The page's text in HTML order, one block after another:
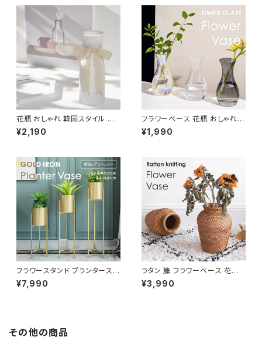
花瓶 おしゃれ 韓国スタイル ホ
ワイト 北欧デザイン リボン付き
NTFV004
¥2,190
フラワーベース 花瓶 おしゃれ
北欧 オーロラ ガラス 高さ12cm
NTFV014
¥1,990
フラワースタンド プランタースタ
ンド ゴールド 北欧 花台 鉢台 P
LVS001-GD
¥7,990
ラタン 籘 フラワーベース 花瓶
おしゃれ ラタン家具 インテリア
NTFV020
¥3,990
その他の商品